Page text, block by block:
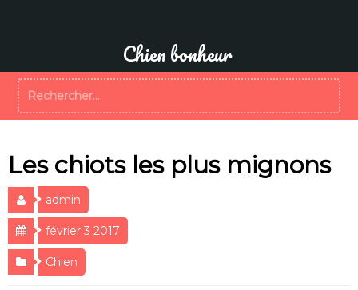
Chien bonheur
Les chiots les plus mignons
admin
février 3 2017
Chien
Rechercher :